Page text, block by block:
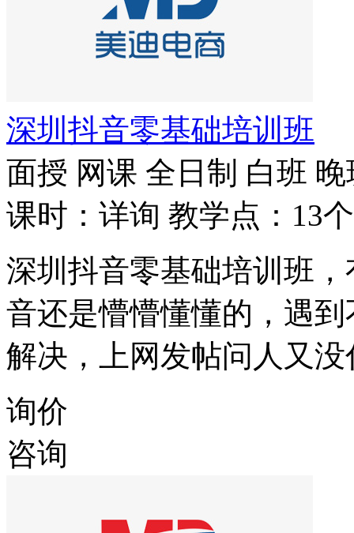
深圳抖音零基础培训班
面授 网课 全日制 白班 晚
课时：详询 教学点：13个
深圳抖音零基础培训班
音还是懵懵懂懂的，遇
解决，上网发帖问人又
询价
咨询